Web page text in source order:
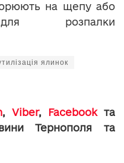
на щепу або
для розпалки
ялинок
, Viber, Facebookта
Тернополя та